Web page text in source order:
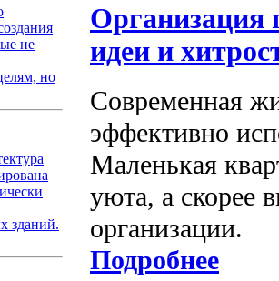
не
но
зданий.
Организация
идеи и
Современная
эффективно
Маленькая
уюта, а скорее
организации.
Подробнее